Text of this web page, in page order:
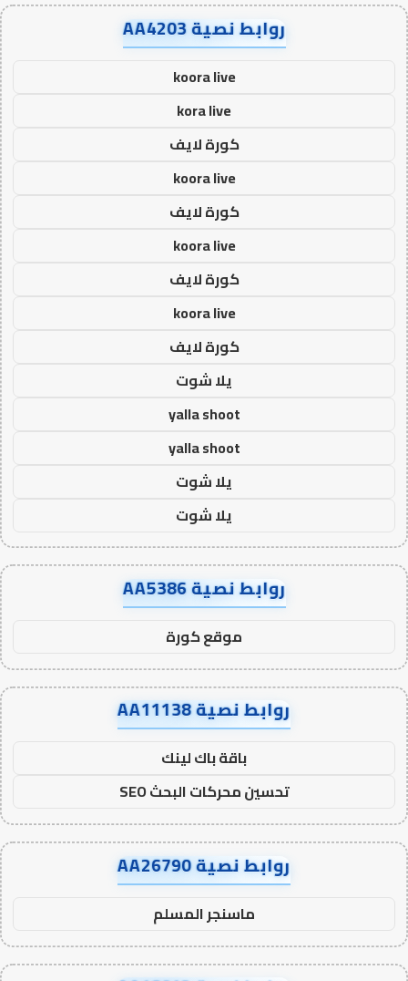
روابط نصية AA4203
koora live
kora live
كورة لايف
koora live
كورة لايف
koora live
كورة لايف
koora live
كورة لايف
يلا شوت
yalla shoot
yalla shoot
يلا شوت
يلا شوت
روابط نصية AA5386
موقع كورة
روابط نصية AA11138
باقة باك لينك
تحسين محركات البحث SEO
روابط نصية AA26790
ماسنجر المسلم